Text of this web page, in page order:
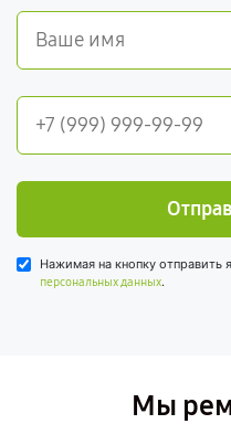
Нажимая на кнопку отправить
персональных данных.
Мы